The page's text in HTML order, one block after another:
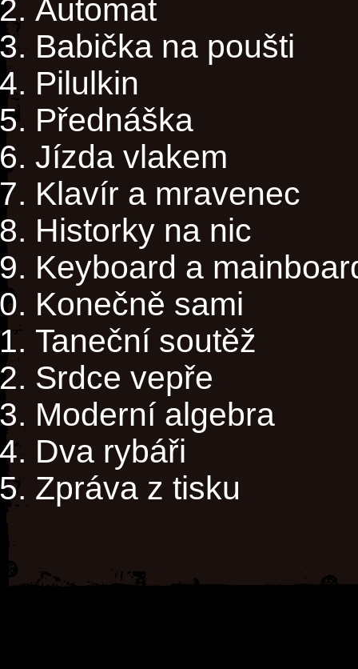
Automat
Babička na poušti
Pilulkin
Přednáška
Jízda vlakem
Klavír a mravenec
Historky na nic
Keyboard a
Konečně sami
Taneční soutěž
Srdce vepře
Moderní algebra
Dva rybáři
Zpráva z tisku